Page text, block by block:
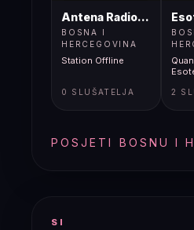
Antena Radio, Jelah
BOSNA I
HERCEGOVINA
Station Offline
0 SLUŠATELJA 2
POSJETI BOSNU I
SI